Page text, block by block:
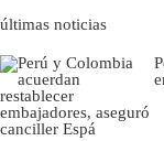
últimas noticias